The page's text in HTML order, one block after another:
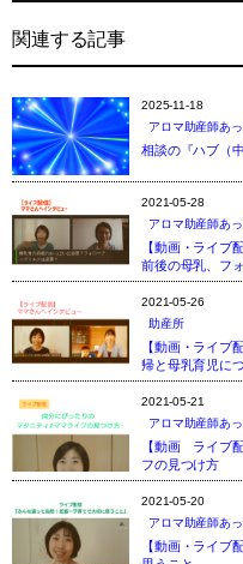
関連する記事
2025-11-18
アロマ助産師あ
相談の『ハブ（
2021-05-28
アロマ助産師あ
【動画・ライブ
前後の母乳、フ
2021-05-26
助産所
【動画・ライブ
帰と母乳育児に
2021-05-21
アロマ助産師あ
【動画 ライブ
フの見つけ方
2021-05-20
アロマ助産師あ
【動画・ライブ